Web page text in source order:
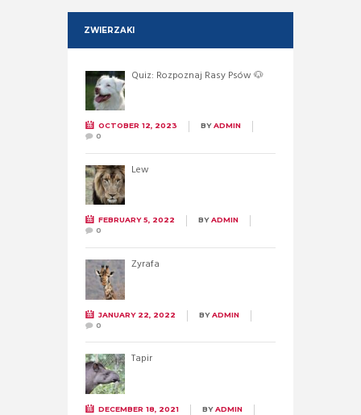
ZWIERZAKI
Quiz: Rozpoznaj Rasy Psów 🐶
OCTOBER 12, 2023 BYADMIN
0
Lew
FEBRUARY 5, 2022 BYADMIN
0
Żyrafa
JANUARY 22, 2022 BYADMIN
0
Tapir
DECEMBER 18, 2021 BYADMIN